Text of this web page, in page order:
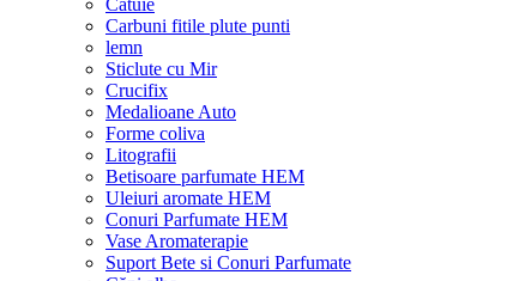
Catuie
Carbuni fitile plute punti
lemn
Sticlute cu Mir
Crucifix
Medalioane Auto
Forme coliva
Litografii
Betisoare parfumate HEM
Uleiuri aromate HEM
Conuri Parfumate HEM
Vase Aromaterapie
Suport Bete si Conuri Parfumate